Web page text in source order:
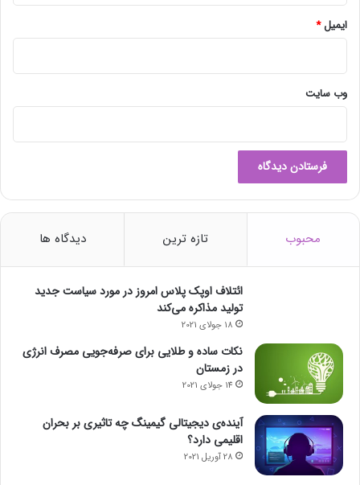
ایمیل*
وب‌ سایت
محبوب تازه ترین دیدگاه ها
ائتلاف اوپک پلاس امروز در مورد سیاست جدید
تولید مذاکره می‌کند
18 جولای 2021
نکات ساده و طلایی برای صرفه‌جویی مصرف انرژی
در زمستان
14 جولای 2021
آینده‌ی دیجیتالی گیمینگ چه تاثیری بر بحران
اقلیمی دارد؟
28 آوریل 2021